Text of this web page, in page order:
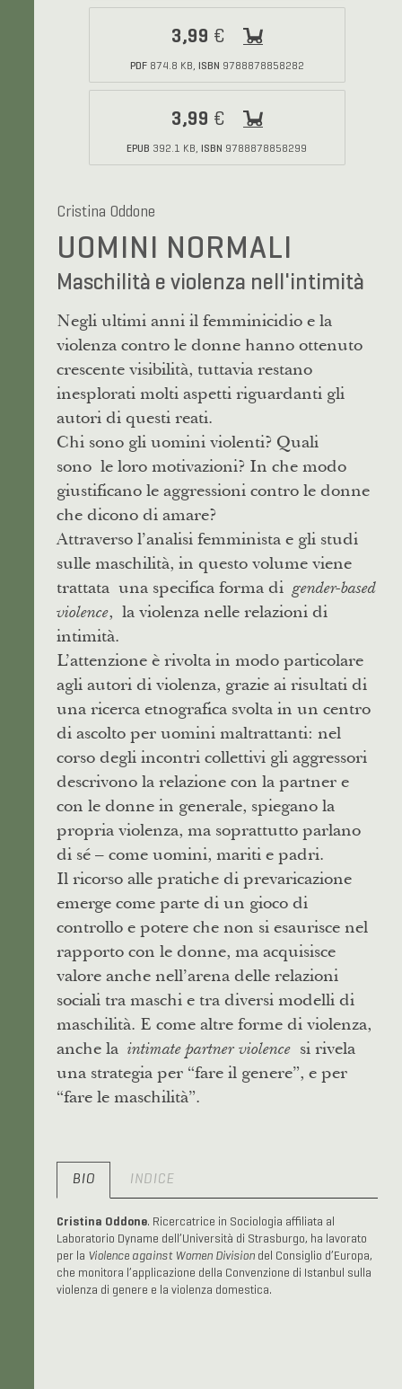
3,99 €
PDF874.8 KB, ISBN 9788878858282
3,99 €
EPUB 392.1 KB, ISBN 9788878858299
Cristina Oddone
UOMINI NORMALI
Maschilità e violenza nell'intimità
Negli ultimi anni il femminicidio e la
violenza contro le donne hanno ottenuto
crescente visibilità, tuttavia restano
inesplorati molti aspetti riguardanti gli
autori di questi reati.
Chi sono gli uomini violenti? Quali
sono le loro motivazioni? In che modo
giustificano le aggressioni contro le donne
che dicono di amare?
Attraverso l’analisi femminista e gli studi
sulle maschilità, in questo volume viene
trattata una specifica forma di gender-based
violence, la violenza nelle relazioni di
intimità.
L’attenzione è rivolta in modo particolare
agli autori di violenza, grazie ai risultati di
una ricerca etnografica svolta in un centro
di ascolto per uomini maltrattanti: nel
corso degli incontri collettivi gli aggressori
descrivono la relazione con la partner e
con le donne in generale, spiegano la
propria violenza, ma soprattutto parlano
di sé – come uomini, mariti e padri.
Il ricorso alle pratiche di prevaricazione
emerge come parte di un gioco di
controllo e potere che non si esaurisce nel
rapporto con le donne, ma acquisisce
valore anche nell’arena delle relazioni
sociali tra maschi e tra diversi modelli di
maschilità. E come altre forme di violenza,
anche la intimate partner violencesi rivela
una strategia per “fare il genere”, e per
“fare le maschilità”.
BIO INDICE
Cristina Oddone. Ricercatrice in Sociologia affiliata al
Laboratorio Dyname dell’Università di Strasburgo, ha lavorato
per la Violence against Women Division del Consiglio d’Europa,
che monitora l’applicazione della Convenzione di Istanbul sulla
violenza di genere e la violenza domestica.